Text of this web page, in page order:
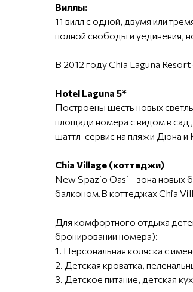
Виллы:
11 вилл с одной, двумя или
полной свободы и уединения,
В 2012 году Chia Laguna
Hotel Laguna 5*
Построены шесть новых
площади номера с видом в сад
шаттл-сервис на пляжи Дюна и
Chia Village (коттеджи)
New Spazio Oasi - зона новых
балконом.В коттеджах Chia
Для комфортного отдыха
бронировании номера):
1. Персональная коляска с
2. Детская кроватка,
3. Детское питание, детская